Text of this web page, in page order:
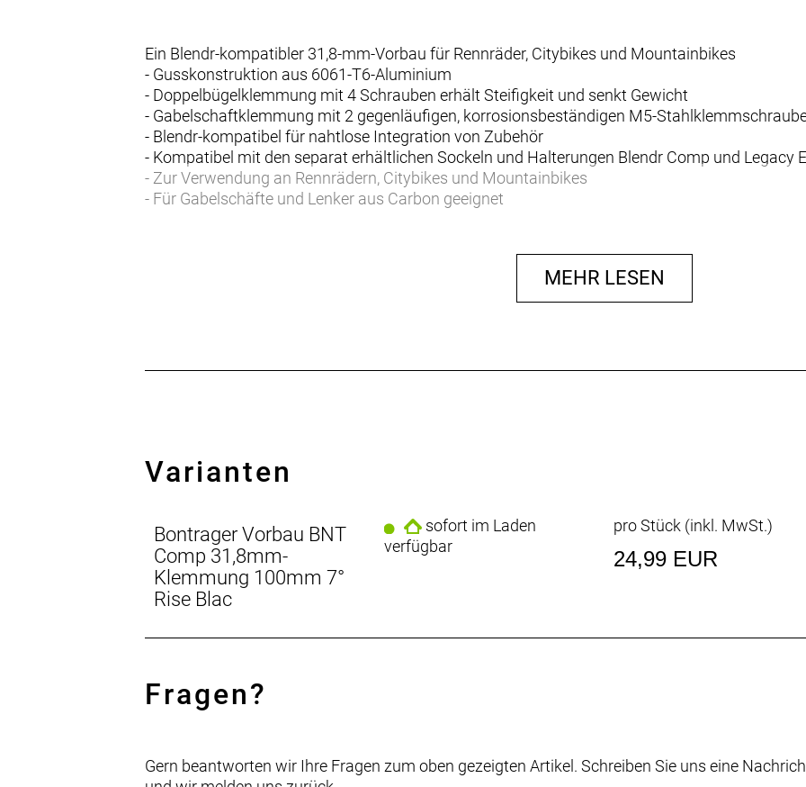
Ein Blendr-kompatibler 31,8-mm-Vorbau für Rennräder, Citybikes und Mountainbikes
- Gusskonstruktion aus 6061-T6-Aluminium
- Doppelbügelklemmung mit 4 Schrauben erhält Steifigkeit und senkt Gewicht
- Gabelschaftklemmung mit 2 gegenläufigen, korrosionsbeständigen M5-
- Blendr-kompatibel für nahtlose Integration von Zubehör
- Kompatibel mit den separat erhältlichen Sockeln und Halterungen Blendr Comp und Legacy
- Zur Verwendung an Rennrädern, Citybikes und Mountainbikes
- Für Gabelschäfte und Lenker aus Carbon geeignet
MEHR LESEN
Varianten
Bontrager Vorbau BNT
Comp 31,8mm-
Klemmung 100mm 7°
Rise Blac
sofort im Laden
verfügbar
pro Stück (inkl. MwSt.)
24,99 EUR
Fragen?
Gern beantworten wir Ihre Fragen zum oben gezeigten Artikel. Schreiben Sie uns eine